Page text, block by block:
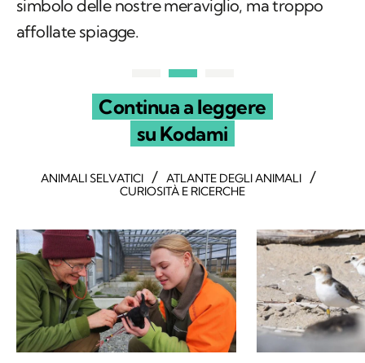
simbolo delle nostre meraviglio, ma troppo
affollate spiagge.
Continua a leggere
su Kodami
ANIMALI SELVATICI / ATLANTE DEGLI ANIMALI /
CURIOSITÀ E RICERCHE